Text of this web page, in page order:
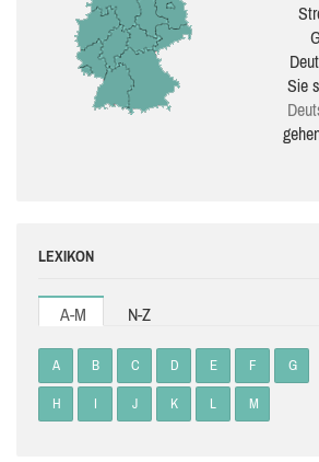
Sie
LEXIKON
A-M N-Z
A B C D E F G
H I J K L M